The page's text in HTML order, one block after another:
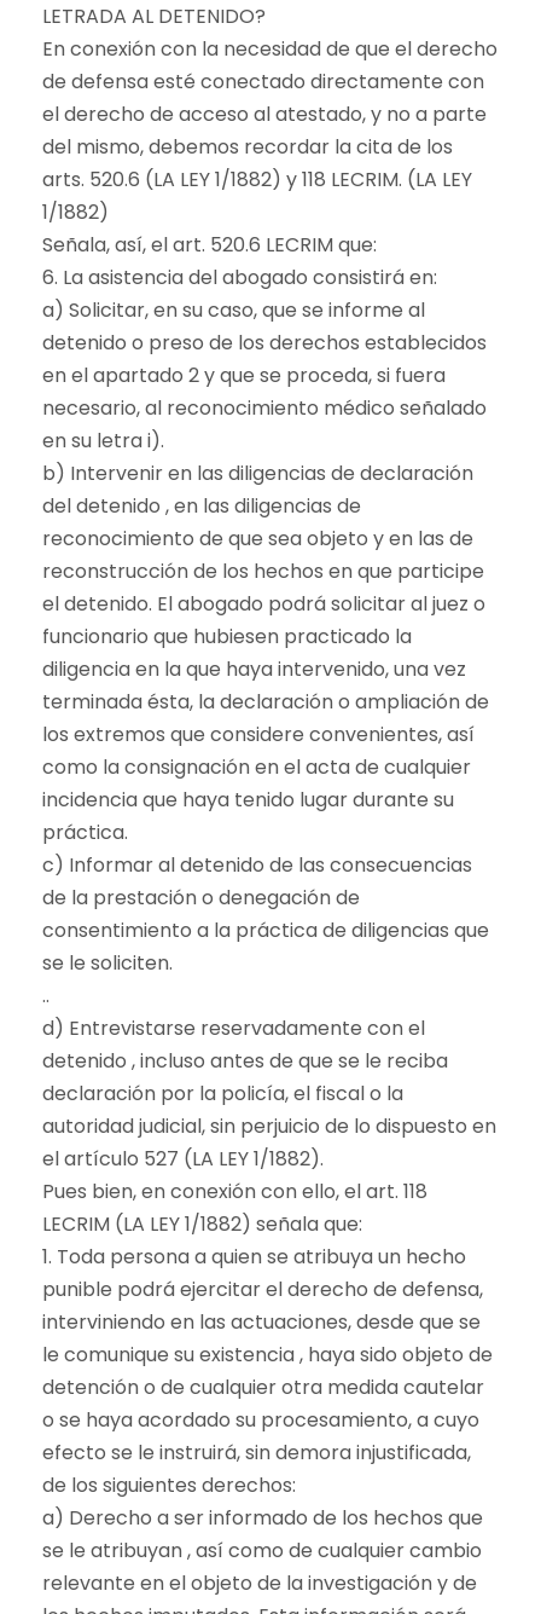
LETRADA AL DETENIDO?
En conexión con la necesidad de que el derecho
de defensa esté conectado directamente con
el derecho de acceso al atestado, y no a parte
del mismo, debemos recordar la cita de los
arts. 520.6 (LA LEY 1/1882) y 118 LECRIM. (LA LEY
1/1882)
Señala, así, el art. 520.6 LECRIM que:
6. La asistencia del abogado consistirá en:
a) Solicitar, en su caso, que se informe al
detenido o preso de los derechos establecidos
en el apartado 2 y que se proceda, si fuera
necesario, al reconocimiento médico señalado
en su letra i).
b) Intervenir en las diligencias de declaración
del detenido , en las diligencias de
reconocimiento de que sea objeto y en las de
reconstrucción de los hechos en que participe
el detenido. El abogado podrá solicitar al juez o
funcionario que hubiesen practicado la
diligencia en la que haya intervenido, una vez
terminada ésta, la declaración o ampliación de
los extremos que considere convenientes, así
como la consignación en el acta de cualquier
incidencia que haya tenido lugar durante su
práctica.
c) Informar al detenido de las consecuencias
de la prestación o denegación de
consentimiento a la práctica de diligencias que
se le soliciten.
..
d) Entrevistarse reservadamente con el
detenido , incluso antes de que se le reciba
declaración por la policía, el fiscal o la
autoridad judicial, sin perjuicio de lo dispuesto en
el artículo 527 (LA LEY 1/1882).
Pues bien, en conexión con ello, el art. 118
LECRIM (LA LEY 1/1882) señala que:
1. Toda persona a quien se atribuya un hecho
punible podrá ejercitar el derecho de defensa,
interviniendo en las actuaciones, desde que se
le comunique su existencia , haya sido objeto de
detención o de cualquier otra medida cautelar
o se haya acordado su procesamiento, a cuyo
efecto se le instruirá, sin demora injustificada,
de los siguientes derechos:
a) Derecho a ser informado de los hechos que
se le atribuyan , así como de cualquier cambio
relevante en el objeto de la investigación y de